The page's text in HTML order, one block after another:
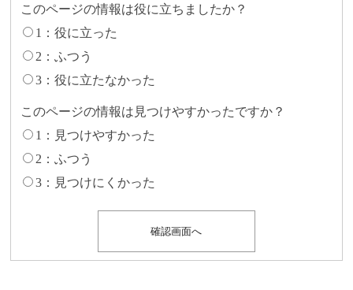
このページの情報は役に立ちましたか？
1：役に立った
2：ふつう
3：役に立たなかった
このページの情報は見つけやすかったですか？
1：見つけやすかった
2：ふつう
3：見つけにくかった